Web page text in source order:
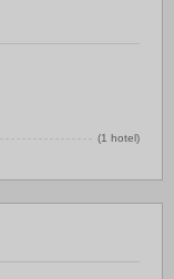
(1 hotel)